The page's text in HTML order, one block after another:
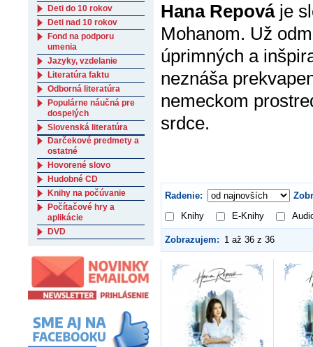
Hana Repováje
Mohanom. Už
úprimných a
neznáša
nemeckom
srdce.
Radenie:
Knihy
E-Knihy
Zobrazujem: 1 až 36 z 36
Deti do 10 rokov
Deti nad 10 rokov
Fond na podporu
umenia
Jazyky, vzdelanie
Literatúra faktu
Odborná literatúra
Populárne náučná pre
dospelých
Slovenská literatúra
Darčekové predmety a
ostatné
Hovorené slovo
Hudobné CD
Knihy na počúvanie
Počítačové hry a
aplikácie
DVD